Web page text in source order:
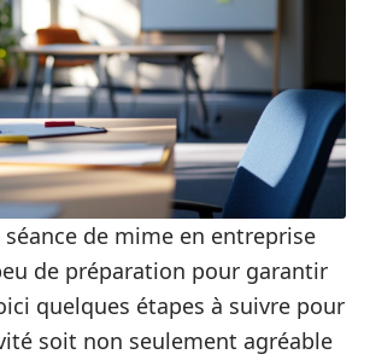
de mime en entreprise
de préparation pour garantir
quelques étapes à suivre pour
soit non seulement agréable